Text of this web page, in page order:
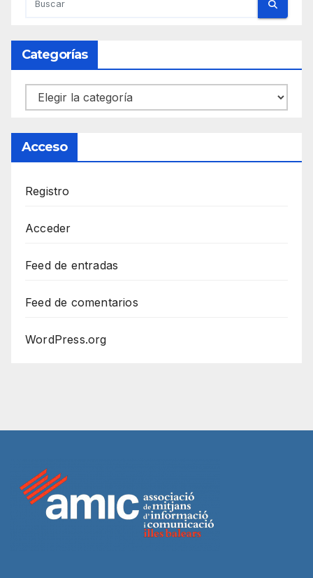
Categorías
Categorías
Acceso
Registro
Acceder
Feed de entradas
Feed de comentarios
WordPress.org